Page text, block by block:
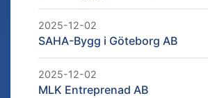
2025-12-02
SAHA-Bygg i Göteborg AB
2025-12-02
MLK Entreprenad AB